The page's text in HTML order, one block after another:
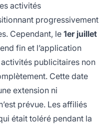
activités
progressivement
Cependant, le 1er juillet
fin et l’application
publicitaires non
Cette date
extension ni
prévue. Les affiliés
était toléré pendant la